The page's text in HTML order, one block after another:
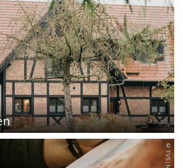
© TVS | Lena Tschuikow